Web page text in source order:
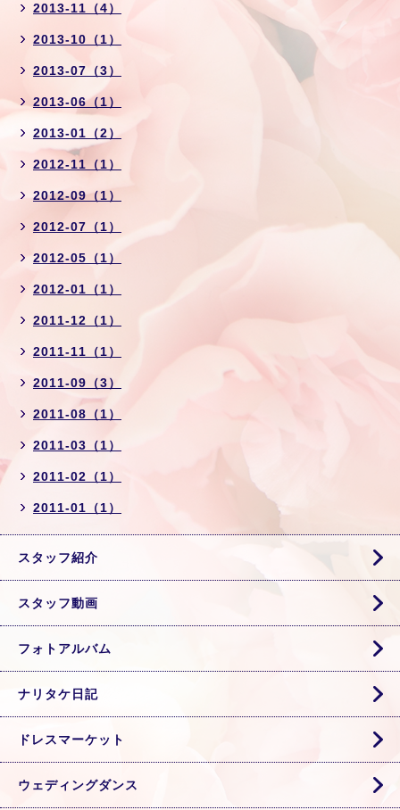
2013-11（4）
2013-10（1）
2013-07（3）
2013-06（1）
2013-01（2）
2012-11（1）
2012-09（1）
2012-07（1）
2012-05（1）
2012-01（1）
2011-12（1）
2011-11（1）
2011-09（3）
2011-08（1）
2011-03（1）
2011-02（1）
2011-01（1）
スタッフ紹介
スタッフ動画
フォトアルバム
ナリタケ日記
ドレスマーケット
ウェディングダンス